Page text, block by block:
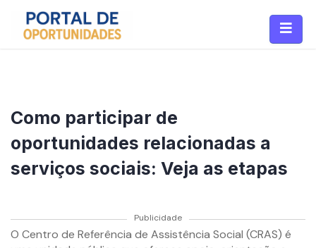
Como participar de
oportunidades relacionadas a
serviços sociais: Veja as etapas
Publicidade
O Centro de Referência de Assistência Social (CRAS) é